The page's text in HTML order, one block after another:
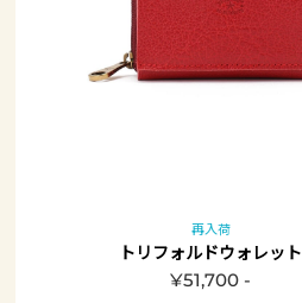
再入荷
トリフォルドウォレット
¥51,700 -